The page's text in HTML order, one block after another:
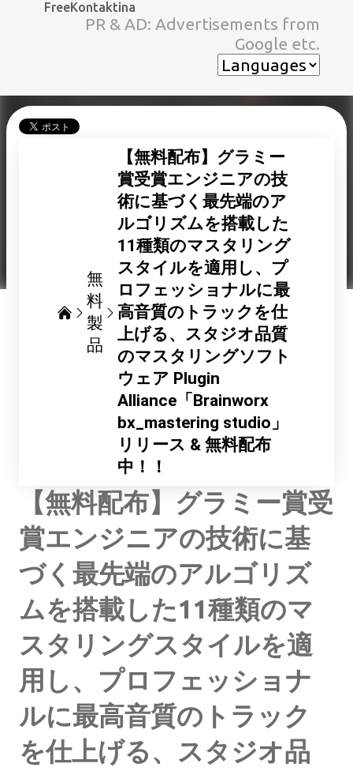
スキップしてメイン コンテンツに移動
FreeKontaktina
PR & AD: Advertisements from
Google etc.
無
料
製
品
【無料配布】グラミー
賞受賞エンジニアの技
術に基づく最先端のア
ルゴリズムを搭載した
11種類のマスタリング
スタイルを適用し、プ
ロフェッショナルに最
高音質のトラックを仕
上げる、スタジオ品質
のマスタリングソフト
ウェア Plugin
Alliance「Brainworx
bx_mastering studio」
リリース & 無料配布
中！！
【無料配布】グラミー賞受
賞エンジニアの技術に基
づく最先端のアルゴリズ
ムを搭載した11種類のマ
スタリングスタイルを適
用し、プロフェッショナ
ルに最高音質のトラック
を仕上げる、スタジオ品